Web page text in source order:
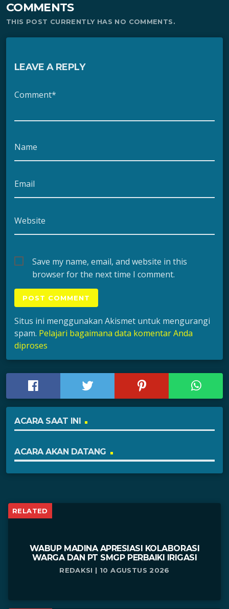
COMMENTS
THIS POST CURRENTLY HAS NO COMMENTS.
LEAVE A REPLY
Comment*
Name
Email
Website
Save my name, email, and website in this
browser for the next time I comment.
Situs ini menggunakan Akismet untuk mengurangi
spam. Pelajari bagaimana data komentar Anda
diproses
ACARA SAAT INI
ACARA AKAN DATANG
RELATED
WABUP MADINA APRESIASI KOLABORASI
WARGA DAN PT SMGP PERBAIKI IRIGASI
REDAKSI | 10 AGUSTUS 2026